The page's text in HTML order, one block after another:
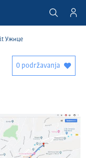
Ужице
0 podržavanja